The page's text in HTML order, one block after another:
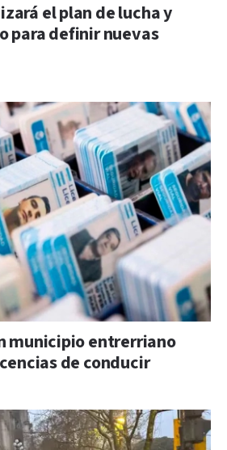
el plan de lucha y
para definir nuevas
municipio entrerriano
de conducir